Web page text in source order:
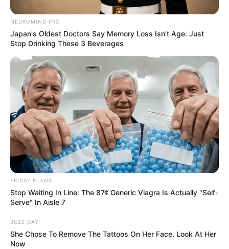
Δείτε όλες τις τελευταίεςΕιδήσεις από την Ελλάδα και
τον Κόσμο, τη στιγμή που συμβαίνουν, στο
NEUROMIND PRO
Japan's Oldest Doctors Say Memory Loss Isn't Age: Just
Stop Drinking These 3 Beverages
FRIDAY PLANS
Stop Waiting In Line: The 87¢ Generic Viagra Is Actually "Self-
Serve" In Aisle 7
BUZZ DAY
She Chose To Remove The Tattoos On Her Face. Look At Her
Now